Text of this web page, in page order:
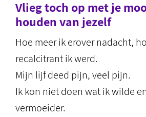
Vlieg toch op met je
houden van jezelf
Hoe meer ik erover nadacht,
recalcitrant ik werd.
Mijn lijf deed pijn, veel pijn.
Ik kon niet doen wat ik wilde
vermoeider.